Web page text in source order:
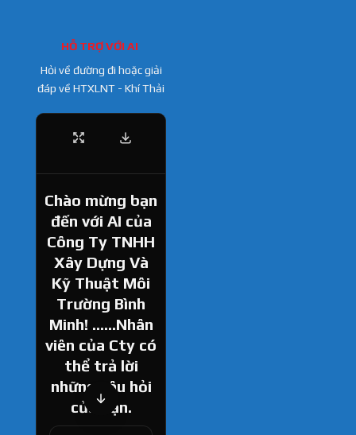
HỖ TRỢ VỚI AI
Hỏi về đường đi hoặc giải
đáp về HTXLNT - Khí Thải
Chào mừng bạn
đến với AI của
Công Ty TNHH
Xây Dựng Và
Kỹ Thuật Môi
Trường Bình
Minh! ......Nhân
viên của Cty có
thể trả lời
những câu hỏi
của bạn.